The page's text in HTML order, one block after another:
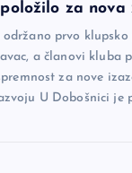
za nova
održano prvo
a članovi kluba
za nove
U Dobošnici je